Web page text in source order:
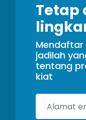
Tetap
Mendaftar
jadilah
tentang
kiat